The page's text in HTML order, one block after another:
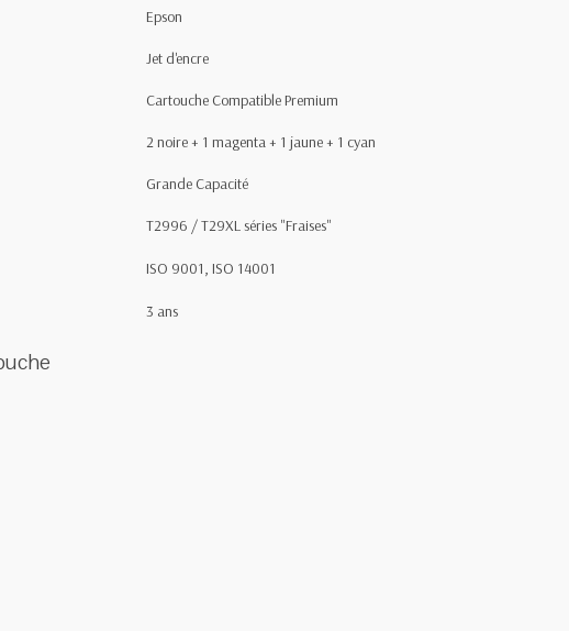
Epson
Jet d'encre
Cartouche Compatible Premium
2 noire + 1 magenta + 1 jaune + 1 cyan
Grande Capacité
T2996 / T29XL séries "Fraises"
ISO 9001, ISO 14001
3 ans